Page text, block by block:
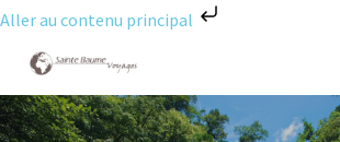
Aller au contenu principal